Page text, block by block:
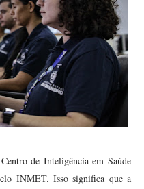
de Inteligência em Saúde
INMET. Isso significa que a